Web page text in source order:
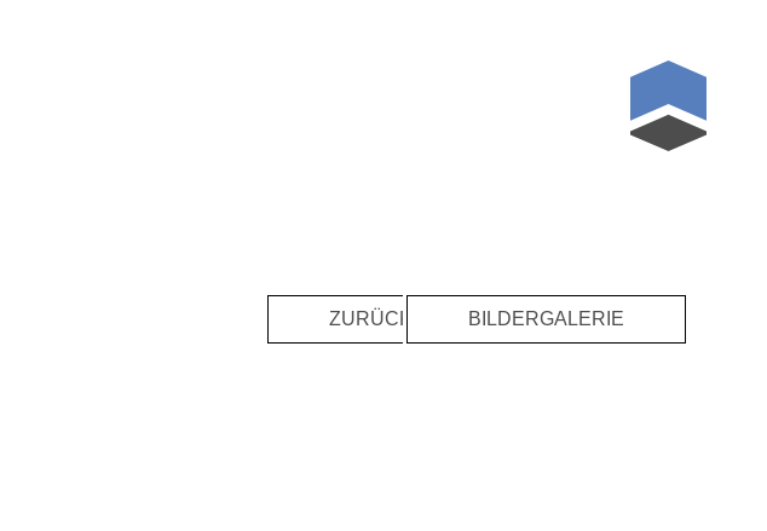
ZURÜCK BILDERGALERIE